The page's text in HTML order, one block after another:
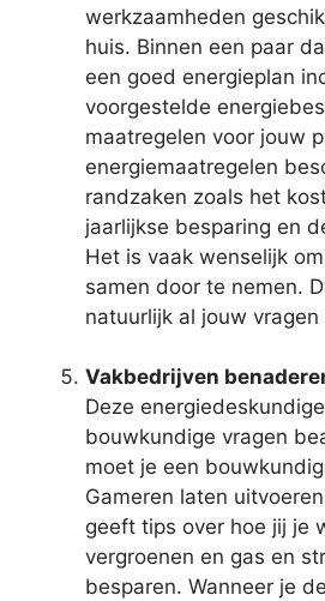
werkzaamheden
huis. Binnen een paar
een goed energieplan
voorgestelde
maatregelen voor jouw
energiemaatregelen
randzaken zoals het
jaarlijkse besparing en
Het is vaak wenselijk
samen door te nemen.
natuurlijk al jouw vragen
Vakbedrijven
Deze
bouwkundige vragen
moet je een
Gameren laten
geeft tips over hoe jij je
vergroenen en gas en
besparen. Wanneer je